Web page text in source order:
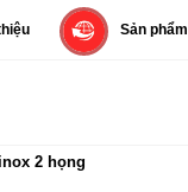
Sản phẩm
2 họng